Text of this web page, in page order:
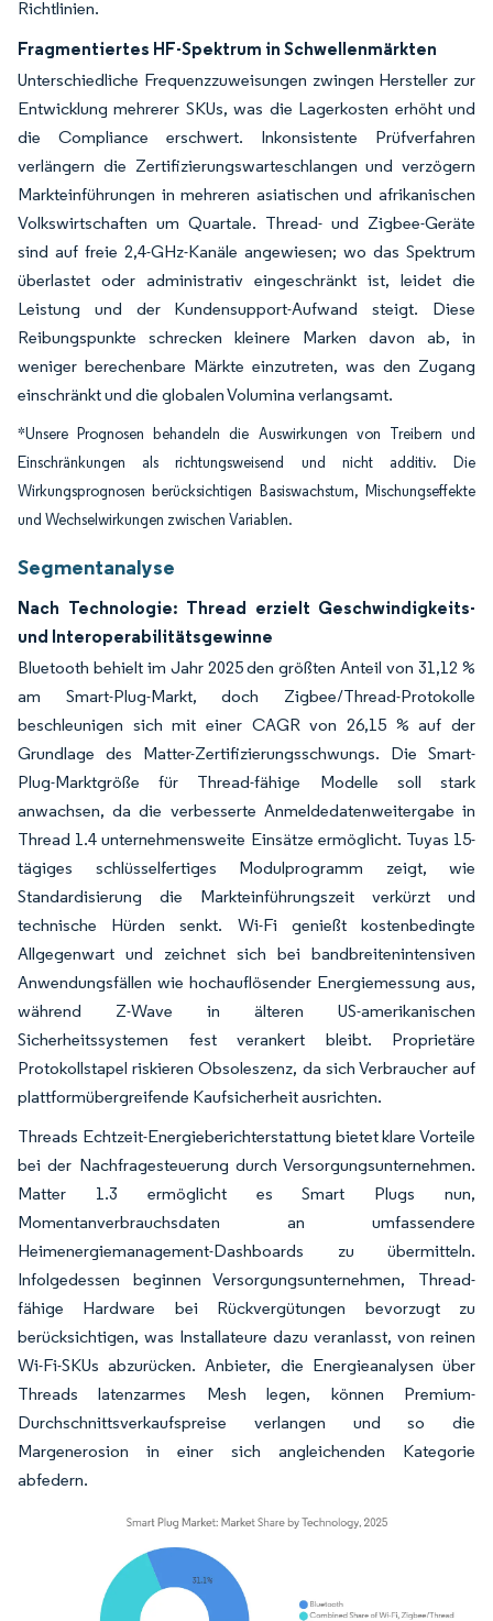
Richtlinien.
Fragmentiertes HF-Spektrum in Schwellenmärkten
Unterschiedliche Frequenzzuweisungen zwingen Hersteller zur
Entwicklung mehrerer SKUs, was die Lagerkosten erhöht und
die Compliance erschwert. Inkonsistente Prüfverfahren
verlängern die Zertifizierungswarteschlangen und verzögern
Markteinführungen in mehreren asiatischen und afrikanischen
Volkswirtschaften um Quartale. Thread- und Zigbee-Geräte
sind auf freie 2,4-GHz-Kanäle angewiesen; wo das Spektrum
überlastet oder administrativ eingeschränkt ist, leidet die
Leistung und der Kundensupport-Aufwand steigt. Diese
Reibungspunkte schrecken kleinere Marken davon ab, in
weniger berechenbare Märkte einzutreten, was den Zugang
einschränkt und die globalen Volumina verlangsamt.
*Unsere Prognosen behandeln die Auswirkungen von Treibern und
Einschränkungen als richtungsweisend und nicht additiv. Die
Wirkungsprognosen berücksichtigen Basiswachstum, Mischungseffekte
und Wechselwirkungen zwischen Variablen.
Segmentanalyse
Nach Technologie: Thread erzielt Geschwindigkeits-
und Interoperabilitätsgewinne
Bluetooth behielt im Jahr 2025 den größten Anteil von 31,12 %
am Smart-Plug-Markt, doch Zigbee/Thread-Protokolle
beschleunigen sich mit einer CAGR von 26,15 % auf der
Grundlage des Matter-Zertifizierungsschwungs. Die Smart-
Plug-Marktgröße für Thread-fähige Modelle soll stark
anwachsen, da die verbesserte Anmeldedatenweitergabe in
Thread 1.4 unternehmensweite Einsätze ermöglicht. Tuyas 15-
tägiges schlüsselfertiges Modulprogramm zeigt, wie
Standardisierung die Markteinführungszeit verkürzt und
technische Hürden senkt. Wi-Fi genießt kostenbedingte
Allgegenwart und zeichnet sich bei bandbreitenintensiven
Anwendungsfällen wie hochauflösender Energiemessung aus,
während Z-Wave in älteren US-amerikanischen
Sicherheitssystemen fest verankert bleibt. Proprietäre
Protokollstapel riskieren Obsoleszenz, da sich Verbraucher auf
plattformübergreifende Kaufsicherheit ausrichten.
Threads Echtzeit-Energieberichterstattung bietet klare Vorteile
bei der Nachfragesteuerung durch Versorgungsunternehmen.
Matter 1.3 ermöglicht es Smart Plugs nun,
Momentanverbrauchsdaten an umfassendere
Heimenergiemanagement-Dashboards zu übermitteln.
Infolgedessen beginnen Versorgungsunternehmen, Thread-
fähige Hardware bei Rückvergütungen bevorzugt zu
berücksichtigen, was Installateure dazu veranlasst, von reinen
Wi-Fi-SKUs abzurücken. Anbieter, die Energieanalysen über
Threads latenzarmes Mesh legen, können Premium-
Durchschnittsverkaufspreise verlangen und so die
Margenerosion in einer sich angleichenden Kategorie
abfedern.